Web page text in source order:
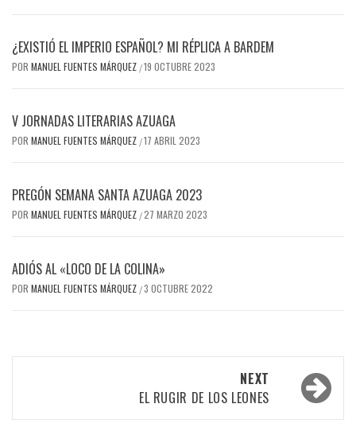
¿EXISTIÓ EL IMPERIO ESPAÑOL? MI RÉPLICA A BARDEM
POR MANUEL FUENTES MÁRQUEZ /19 OCTUBRE 2023
V JORNADAS LITERARIAS AZUAGA
POR MANUEL FUENTES MÁRQUEZ /17 ABRIL 2023
PREGÓN SEMANA SANTA AZUAGA 2023
POR MANUEL FUENTES MÁRQUEZ /27 MARZO 2023
ADIÓS AL «LOCO DE LA COLINA»
POR MANUEL FUENTES MÁRQUEZ /3 OCTUBRE 2022
NEXT
EL RUGIR DE LOS LEONES